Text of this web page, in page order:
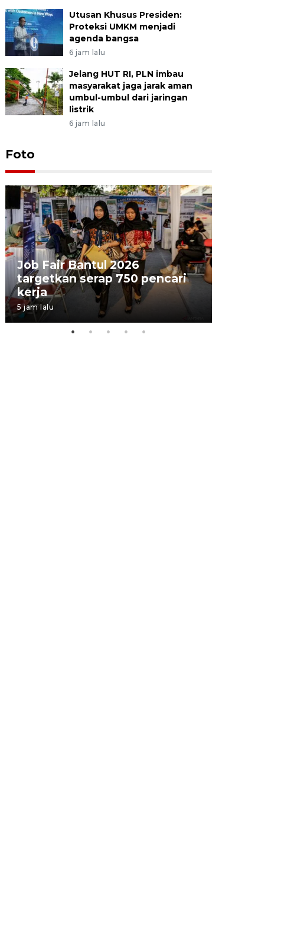
Utusan Khusus Presiden:
Proteksi UMKM menjadi
agenda bangsa
6 jam lalu
Jelang HUT RI, PLN imbau
masyarakat jaga jarak aman
umbul-umbul dari jaringan
listrik
6 jam lalu
Foto
Job Fair Bantul 2026
targetkan serap 750 pencari
kerja
5 jam lalu